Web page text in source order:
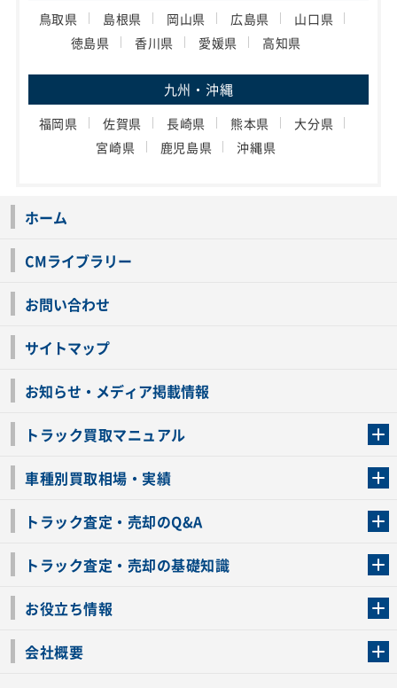
鳥取県 島根県 岡山県 広島県
山口県
徳島県
香川県 愛媛県 高知県
九州・沖縄
福岡県 佐賀県 長崎県 熊本県
大分県
宮崎県
鹿児島県 沖縄県
ホーム
CMライブラリー
お問い合わせ
サイトマップ
お知らせ・メディア掲載情報
トラック買取マニュアル
車種別買取相場・実績
トラック査定・売却のQ&A
トラック査定・売却の基礎知識
お役立ち情報
会社概要